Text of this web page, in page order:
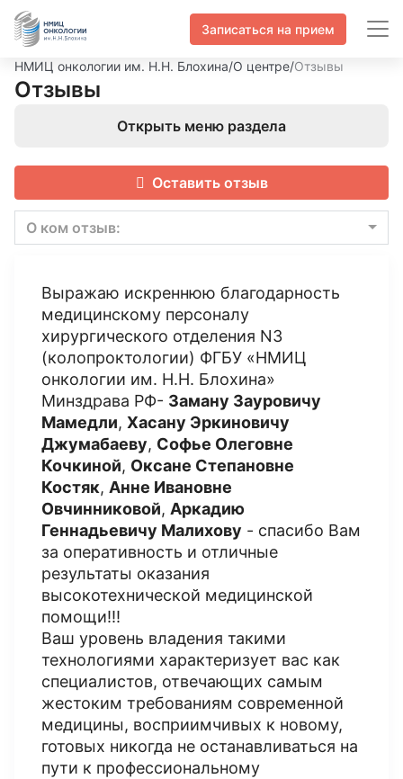
Записаться на прием
НМИЦ онкологии им. Н.Н. Блохина/О центре/Отзывы
Отзывы
Открыть меню раздела
Оставить отзыв
О ком отзыв:
Выражаю искреннюю благодарность
медицинскому персоналу
хирургического отделения N3
(колопроктологии) ФГБУ «НМИЦ
онкологии им. Н.Н. Блохина»
Минздрава РФ- Заману Зауровичу
Мамедли, Хасану Эркиновичу
Джумабаеву, Софье Олеговне
Кочкиной, Оксане Степановне
Костяк, Анне Ивановне
Овчинниковой, Аркадию
Геннадьевичу Малихову - спасибо Вам
за оперативность и отличные
результаты оказания
высокотехнической медицинской
помощи!!!
Ваш уровень владения такими
технологиями характеризует вас как
специалистов, отвечающих самым
жестоким требованиям современной
медицины, восприимчивых к новому,
готовых никогда не останавливаться на
пути к профессиональному